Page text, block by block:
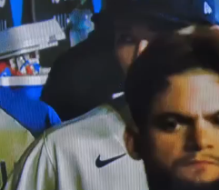
ない。好きなアニメはドラゴン
会、FIFA会長に確固たる支持
買収したUSスチール驚異の大復
なかった…」 日本を知ってし
世代ハイブリッドバッテリー